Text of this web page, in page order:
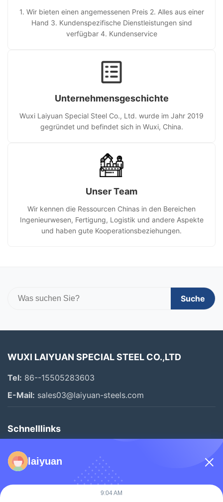
1. Wir bieten einen angemessenen Preis 2. Alles aus einer
Hand 3. Kundenspezifische Dienstleistungen sind
verfügbar 4. Kundenservice
Unternehmensgeschichte
Wuxi Laiyuan Special Steel Co., Ltd. wurde im Jahr 2019
gegründet und befindet sich in Wuxi, China.
Unser Team
Wir kennen die Ressourcen Chinas in den Bereichen
Ingenieurwesen, Fertigung, Logistik und andere Aspekte
und haben gute Kooperationsbeziehungen.
Suche
WUXI LAIYUAN SPECIAL STEEL CO.,LTD
Tel: 86--15505283603
E-Mail: sales03@laiyuan-steels.com
Schnelllinks
Zu Hause
Produkte
Videos
laiyuan
9:04 AM